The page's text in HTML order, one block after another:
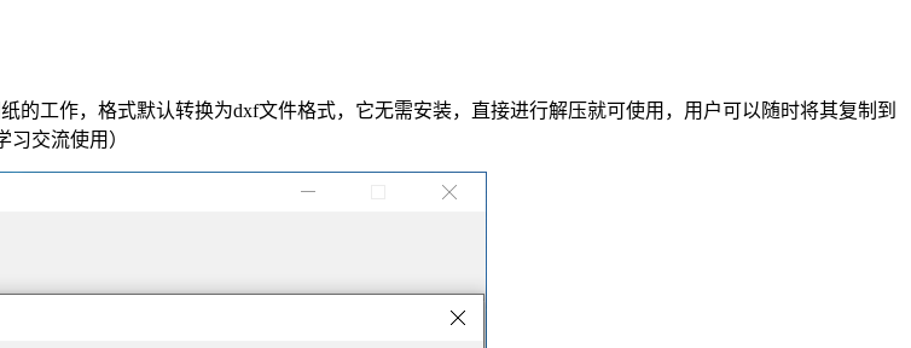
的工作，格式默认转换为dxf文件格式，它无需安装，直接进行解压就可使用，用户可以随时将其复制到
交流使用）